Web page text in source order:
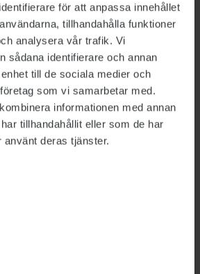
för att anpassa innehållet
tillhandahålla funktioner
analysera vår trafik. Vi
sådana identifierare och annan
till de sociala medier och
som vi samarbetar med.
informationen med annan
tillhandahållit eller som de har
deras tjänster.
och hur beter de sig?«
måste hanteras är
de inblandade?«
säger att det är viktigt att
berättelser utan att
fram. Därefter gäller
för de skilda